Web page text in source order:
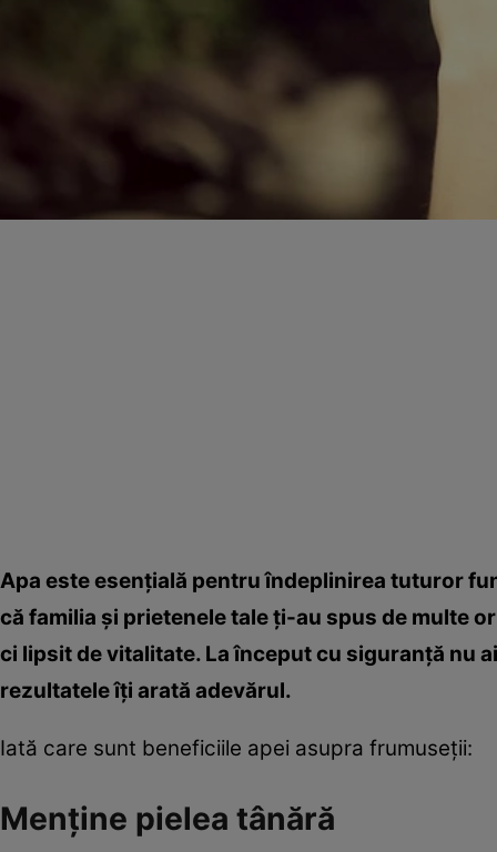
Apa este esenţială pentru îndeplinirea tuturor
că familia şi prietenele tale ţi-au spus de multe
ci lipsit de vitalitate. La început cu siguranţă nu
rezultatele îţi arată adevărul.
Iată care sunt beneficiile apei asupra frumuseţii:
Menţine pielea tânără